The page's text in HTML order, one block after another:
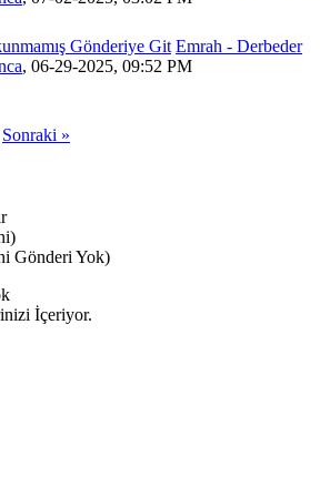
Emrah - Derbeder
, 06-29-2025, 09:52 PM
15
Sonraki »
Gönderi Yok)
İçeriyor.